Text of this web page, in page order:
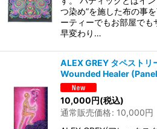
つ染め”を施した布の事
ーティーでもお部屋でも
早変わり…
ALEX GREY タペスト
Wounded Healer (Panel
10,000円(税込)
通常販売価格: 10,000円